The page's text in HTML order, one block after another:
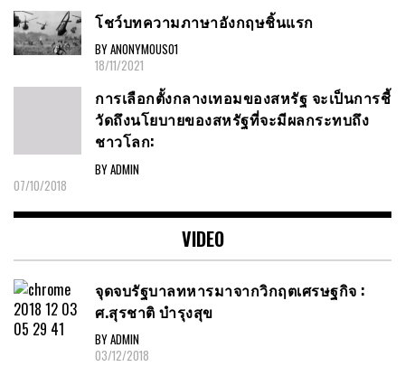
โชว์บทความภาษาอังกฤษชิ้นแรก
BY ANONYMOUS01
18/11/2021
การเลือกตั้งกลางเทอมของสหรัฐ จะเป็นการชี้
วัดถึงนโยบายของสหรัฐที่จะมีผลกระทบถึง
ชาวโลก:
BY ADMIN
07/10/2018
VIDEO
จุดจบรัฐบาลทหารมาจากวิกฤตเศรษฐกิจ :
ศ.สุรชาติ บำรุงสุข
BY ADMIN
03/12/2018